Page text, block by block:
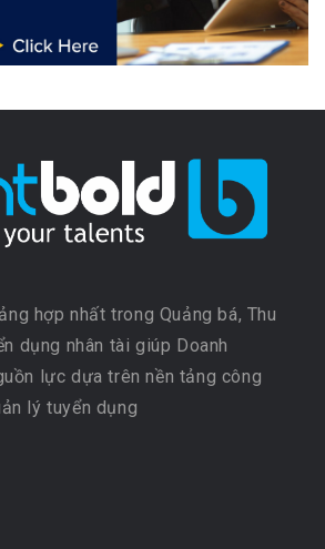
hợp nhất trong Quảng bá, Thu
dụng nhân tài giúp Doanh
lực dựa trên nền tảng công
lý tuyển dụng